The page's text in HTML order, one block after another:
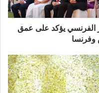
الفرنسي يؤكد على عمق
وفرنسا